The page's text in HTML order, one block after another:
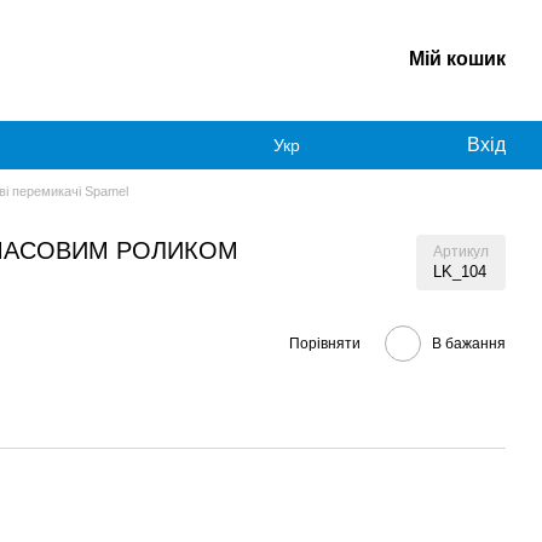
Мій кошик
Укр Вхід
перемикачі Spamel
РОЛИКОМ Артикул
LK_104
Порівняти В бажання